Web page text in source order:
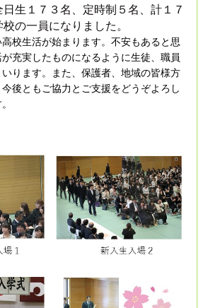
生１７３名、定時制５名、計１７
の一員になりました。
校生活が始まります。不安もあると思
充実したものになるように生徒、職員
ります。また、保護者、地域の皆様方
後ともご協力とご支援をどうぞよろし